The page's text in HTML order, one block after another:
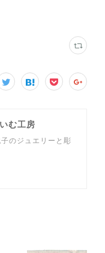
む工房
のジュエリーと彫